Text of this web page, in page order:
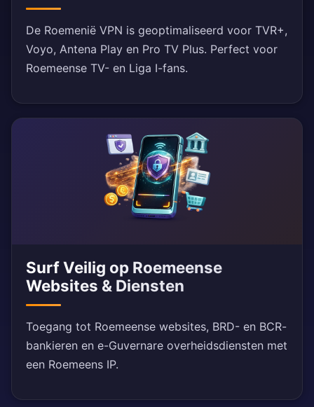
De Roemenië VPN is geoptimaliseerd voor TVR+,
Voyo, Antena Play en Pro TV Plus. Perfect voor
Roemeense TV- en Liga I-fans.
Surf Veilig op Roemeense
Websites & Diensten
Toegang tot Roemeense websites, BRD- en BCR-
bankieren en e-Guvernare overheidsdiensten met
een Roemeens IP.